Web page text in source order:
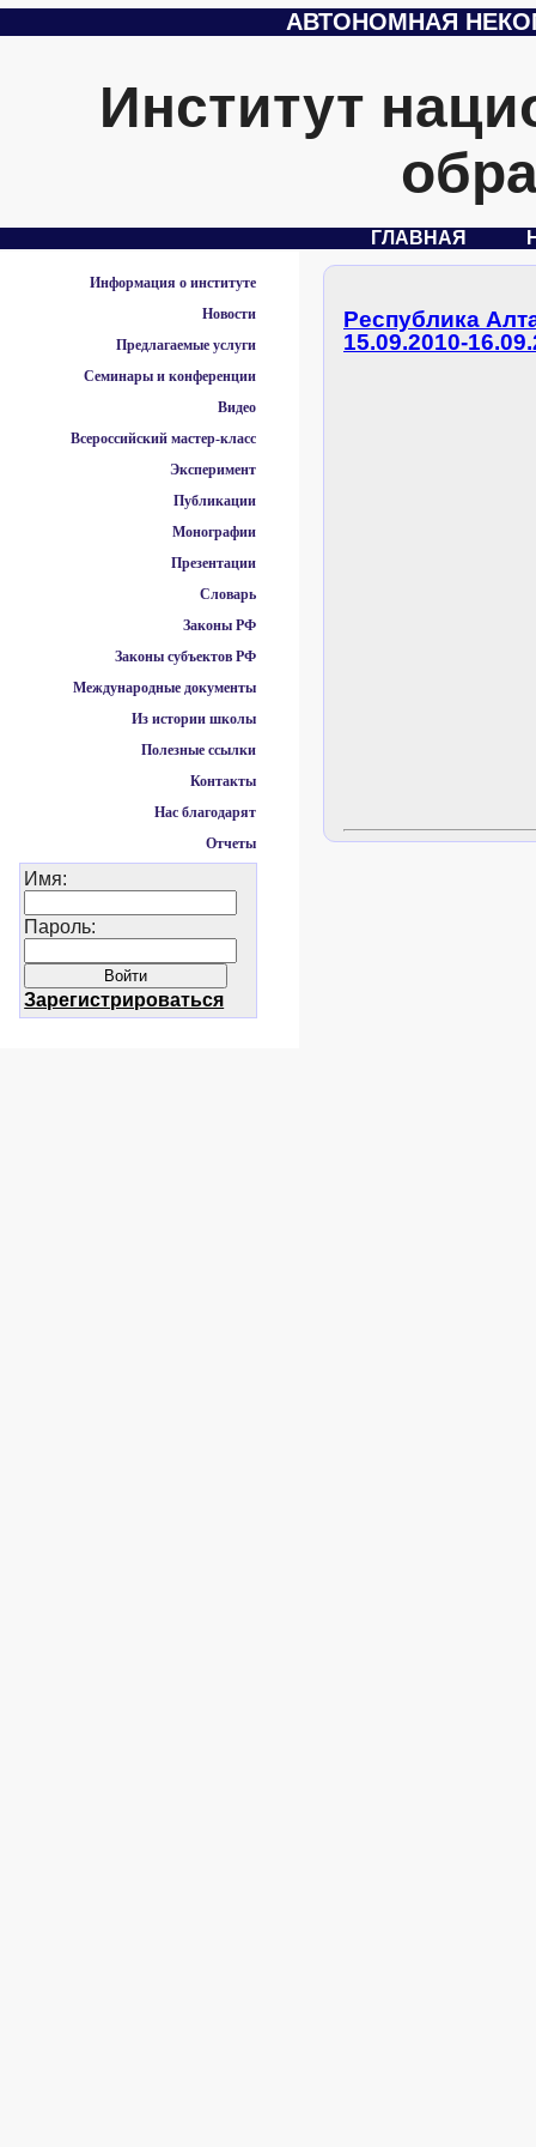
АВТОНОМНАЯ
Институт
ГЛАВНАЯ
Республика
15.09.2010-
Информация о институте
Новости
Предлагаемые услуги
Семинары и конференции
Видео
Всероссийский мастер-класс
Эксперимент
Публикации
Монографии
Презентации
Словарь
Законы РФ
Законы субъектов РФ
Международные документы
Из истории школы
Полезные ссылки
Контакты
Нас благодарят
Отчеты
Имя:
Пароль:
Зарегистрироваться